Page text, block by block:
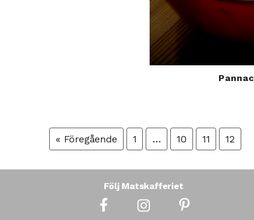
« Föregående 1 … 10 11 12
Följ Matskafferiet